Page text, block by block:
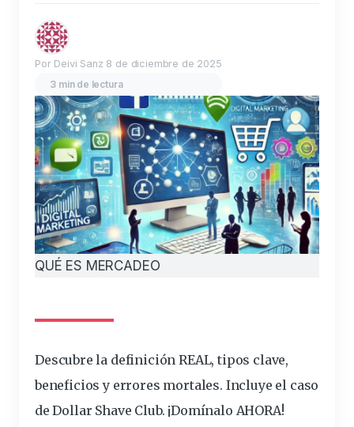
Por Deivi Sanz 8 de diciembre de 2025
3 min de lectura
QUÉ ES MERCADEO
Descubre la definición REAL, tipos clave,
beneficios y errores mortales. Incluye el caso
de Dollar Shave Club. ¡Domínalo AHORA!